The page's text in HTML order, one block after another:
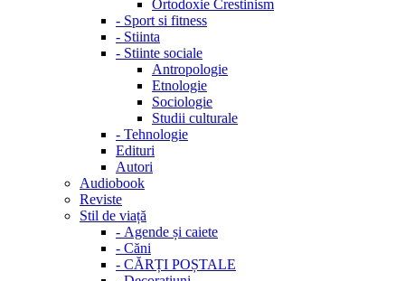
Ortodoxie Crestinism
- Sport si fitness
- Stiinta
- Stiinte sociale
Antropologie
Etnologie
Sociologie
Studii culturale
- Tehnologie
Edituri
Autori
Audiobook
Reviste
Stil de viață
- Agende și caiete
- Căni
- CĂRȚI POȘTALE